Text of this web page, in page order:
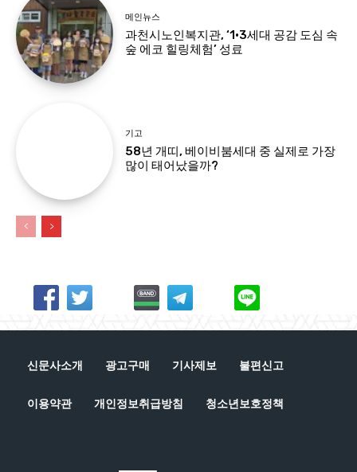
메인뉴스
과천시노인복지관, ‘1·3세대 공감 도심 속
숲 에코 힐링체험’ 성료
기고
58년 개띠, 베이비붐세대 중 실제로 가장
많이 태어났을까?
신문사소개 광고구매 기사제보 불편신고
이용약관 개인정보취급방침 청소년보호정책